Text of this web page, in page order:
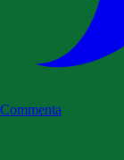
Commenta